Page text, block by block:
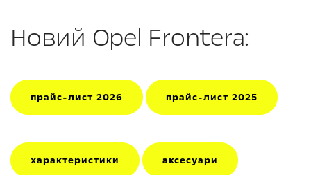
Новий Opel Frontera:
прайс-лист 2026 прайс-лист 2025
характеристики аксесуари